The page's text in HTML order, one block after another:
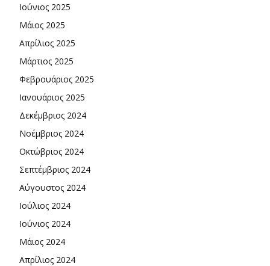
Ιούνιος 2025
Μάιος 2025
Απρίλιος 2025
Μάρτιος 2025
Φεβρουάριος 2025
Ιανουάριος 2025
Δεκέμβριος 2024
Νοέμβριος 2024
Οκτώβριος 2024
Σεπτέμβριος 2024
Αύγουστος 2024
Ιούλιος 2024
Ιούνιος 2024
Μάιος 2024
Απρίλιος 2024